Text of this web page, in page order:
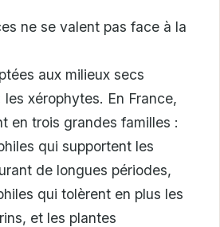
ne se valent pas face à la
aux milieux secs
xérophytes. En France,
en trois grandes familles :
qui supportent les
de longues périodes,
qui tolèrent en plus les
et les plantes